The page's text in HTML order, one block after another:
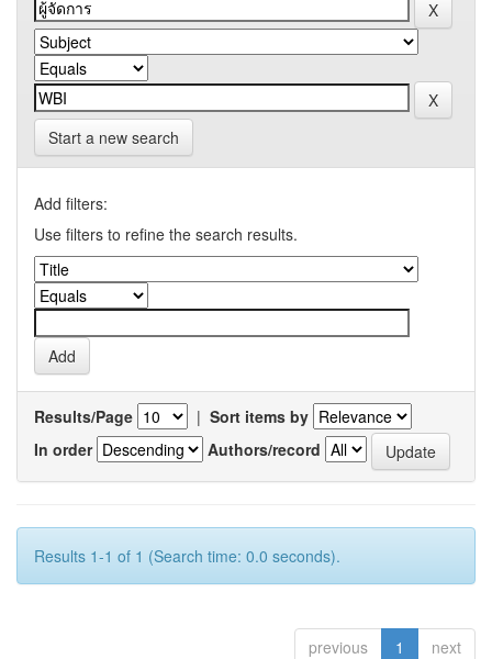
Start a new search
Add filters:
Use filters to refine the search results.
Results/Page | Sort items by
In order
Authors/record
Results 1-1 of 1 (Search time: 0.0 seconds).
previous 1 next